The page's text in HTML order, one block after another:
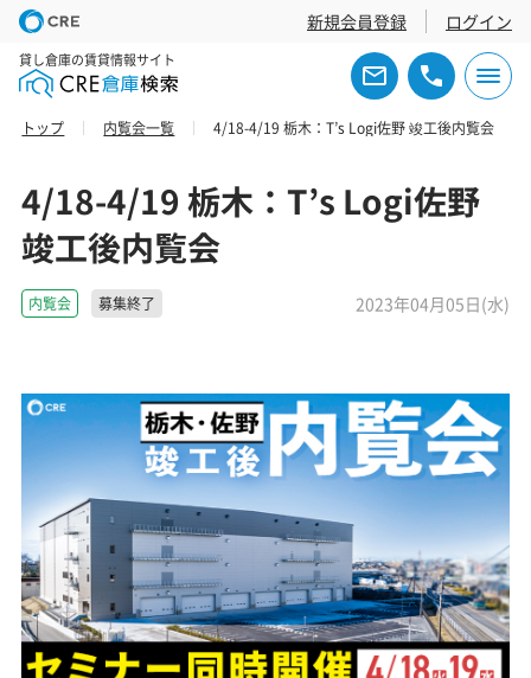
新規会員登録 ログイン
貸し倉庫の賃貸情報サイト
トップ 内覧会一覧 4/18-4/19 栃木：T’s Logi佐野 竣工後内覧会
4/18-4/19 栃木：T’s Logi佐野
竣工後内覧会
内覧会 募集終了 2023年04月05日(水)